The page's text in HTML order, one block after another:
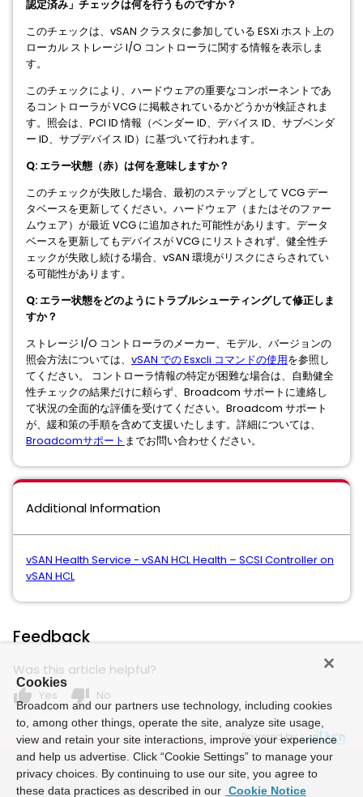
認定済み」チェックは何を行うものですか？
このチェックは、vSAN クラスタに参加している ESXi ホスト上の
ローカル ストレージ I/O コントローラに関する情報を表示しま
す。
このチェックにより、ハードウェアの重要なコンポーネントであ
るコントローラが VCG に掲載されているかどうかが検証されま
す。照会は、PCI ID 情報（ベンダー ID、デバイス ID、サブベンダ
ー ID、サブデバイス ID）に基づいて行われます。
Q: エラー状態（赤）は何を意味しますか？
このチェックが失敗した場合、最初のステップとして VCG デー
タベースを更新してください。ハードウェア（またはそのファー
ムウェア）が最近 VCG に追加された可能性があります。データ
ベースを更新してもデバイスが VCG にリストされず、健全性チ
ェックが失敗し続ける場合、vSAN 環境がリスクにさらされてい
る可能性があります。
Q: エラー状態をどのようにトラブルシューティングして修正しま
すか？
ストレージ I/O コントローラのメーカー、モデル、バージョンの
照会方法については、 vSAN での Esxcli コマンドの使用を参照し
てください。 コントローラ情報の特定が困難な場合は、自動健全
性チェックの結果だけに頼らず、Broadcom サポートに連絡し
て状況の全面的な評価を受けてください。Broadcom サポート
が、緩和策の手順を含めて支援いたします。詳細については、
Broadcomサポート までお問い合わせください。
Additional Information
vSAN Health Service - vSAN HCL Health – SCSI Controller on
vSAN HCL
Feedback
Was this article helpful?
thumb_up Yes thumb_down No
Powered by
Cookies
Broadcom and our partners use technology, including cookies
to, among other things, operate the site, analyze site usage,
view and retain your site interactions, improve your experience
and help us advertise. Click “Cookie Settings” to manage your
privacy choices. By continuing to use our site, you agree to
these data practices as described in our Cookie Notice